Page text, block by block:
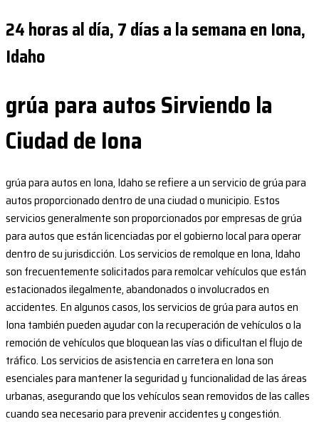
24 horas al día, 7 días a la semana en Iona,
Idaho
grúa para autos Sirviendo la
Ciudad de Iona
grúa para autos en Iona, Idaho se refiere a un servicio de grúa para
autos proporcionado dentro de una ciudad o municipio. Estos
servicios generalmente son proporcionados por empresas de grúa
para autos que están licenciadas por el gobierno local para operar
dentro de su jurisdicción. Los servicios de remolque en Iona, Idaho
son frecuentemente solicitados para remolcar vehículos que están
estacionados ilegalmente, abandonados o involucrados en
accidentes. En algunos casos, los servicios de grúa para autos en
Iona también pueden ayudar con la recuperación de vehículos o la
remoción de vehículos que bloquean las vías o dificultan el flujo de
tráfico. Los servicios de asistencia en carretera en Iona son
esenciales para mantener la seguridad y funcionalidad de las áreas
urbanas, asegurando que los vehículos sean removidos de las calles
cuando sea necesario para prevenir accidentes y congestión.